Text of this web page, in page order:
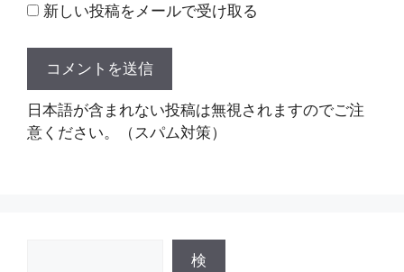
新しい投稿をメールで受け取る
日本語が含まれない投稿は無視されますのでご注
意ください。（スパム対策）
検